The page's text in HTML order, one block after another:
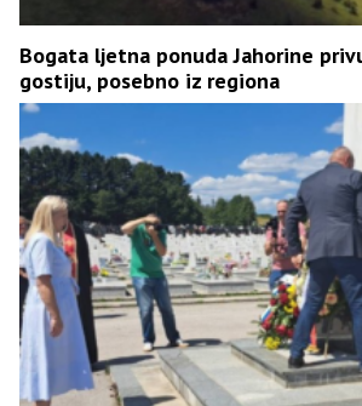
Bogata ljetna ponuda Jahorine
gostiju, posebno iz regiona